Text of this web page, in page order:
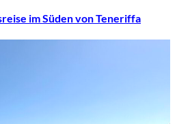
im Süden von Teneriffa